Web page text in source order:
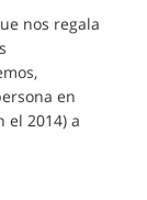
nos regala
en
el 2014) a